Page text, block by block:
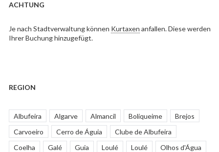
ACHTUNG
Je nach Stadtverwaltung können Kurtaxen anfallen. Diese werden
Ihrer Buchung hinzugefügt.
REGION
Albufeira Algarve Almancil Boliqueime
Brejos
Carvoeiro
Cerro de Águia
Clube de Albufeira
Coelha
Galé Guia Loulé Loulé
Olhos d'Água